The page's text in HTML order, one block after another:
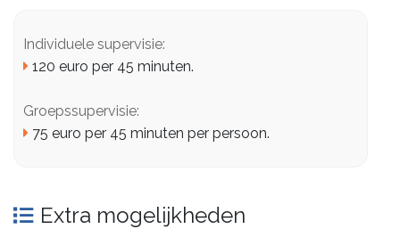
Individuele supervisie:
120 euro per 45 minuten.
Groepssupervisie:
75 euro per 45 minuten per persoon.
Extra mogelijkheden